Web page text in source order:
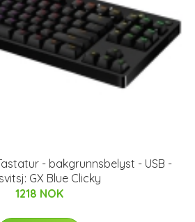
- bakgrunnsbelyst - USB -
GX Blue Clicky
1218 NOK